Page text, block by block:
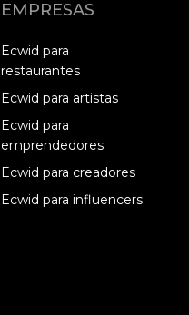
EMPRESAS
Ecwid para
restaurantes
Ecwid para artistas
Ecwid para
emprendedores
Ecwid para creadores
Ecwid para influencers